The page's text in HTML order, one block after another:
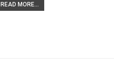
READ MORE...